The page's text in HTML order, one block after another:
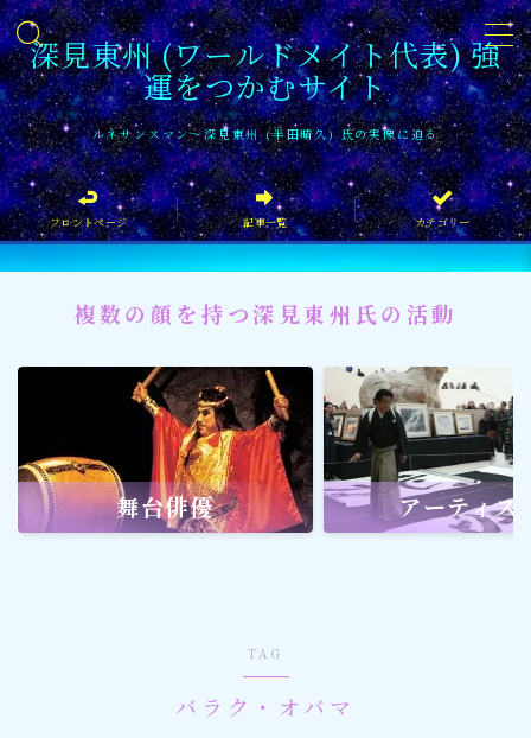
深見東州 (ワールドメイト代表) 強
運をつかむサイト
ルネサンスマン〜深見東州 (半田晴久) 氏の実像に迫る
MENU
フロントページ
記事一覧
イベント情報
企業家
文化・芸術活動
社会貢献 社会貢献
フロントページ 記事一覧 カテゴリー
複数の顔を持つ深見東州氏の活動
舞台俳優 アーティス
TAG
バラク・オバマ